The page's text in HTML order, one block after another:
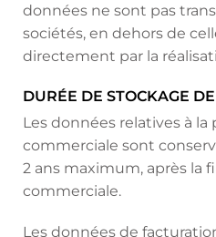
données ne sont pas
sociétés, en dehors de
directement par la
DURÉE DE STOCKAGE
Les données relatives à la
commerciale sont
2 ans maximum, après la
commerciale.
Les données de